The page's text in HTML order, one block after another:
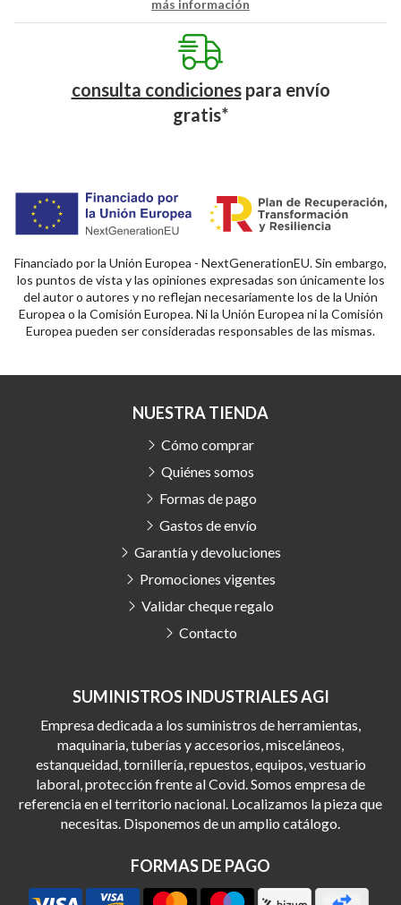
más información
consulta condicionespara envío
gratis*
Financiado por la Unión Europea - NextGenerationEU. Sin embargo,
los puntos de vista y las opiniones expresadas son únicamente los
del autor o autores y no reflejan necesariamente los de la Unión
Europea o la Comisión Europea. Ni la Unión Europea ni la Comisión
Europea pueden ser consideradas responsables de las mismas.
SUMINISTROS INDUSTRIALES AGI
Empresa dedicada a los suministros de herramientas,
maquinaria, tuberías y accesorios, misceláneos,
estanqueidad, tornillería, repuestos, equipos, vestuario
laboral, protección frente al Covid. Somos empresa de
referencia en el territorio nacional. Localizamos la pieza que
necesitas. Disponemos de un amplio catálogo.
FORMAS DE PAGO
NUESTRA TIENDA
Cómo comprar
Quiénes somos
Formas de pago
Gastos de envío
Garantía y devoluciones
Promociones vigentes
Validar cheque regalo
Contacto